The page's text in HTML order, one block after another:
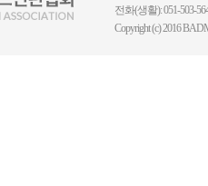
전화(생활): 051-503-
Copyright (c) 2016